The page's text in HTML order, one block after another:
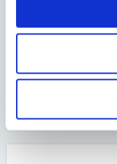
Asko